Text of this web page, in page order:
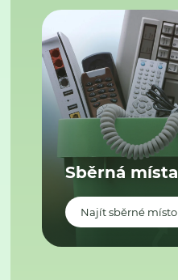
Sběrná místa
Najít sběrné místo